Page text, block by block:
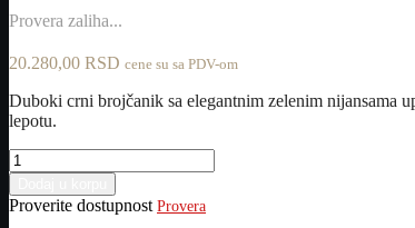
Provera zaliha...
20.280,00 RSD cene su sa PDV-om
Duboki crni brojčanik sa elegantnim zelenim nijansama
lepotu.
WATCH
PEOPLE
ručni
sat
Proverite dostupnost Provera